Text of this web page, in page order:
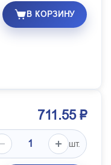
В КОРЗИНУ
711.55 ₽
шт.